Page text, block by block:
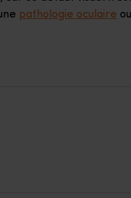
pathologie oculaire